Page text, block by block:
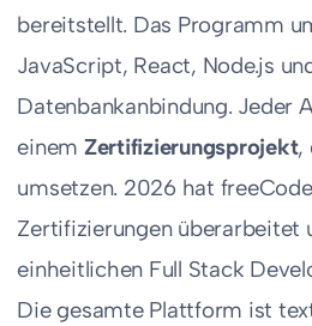
bereitstellt. Das Programm
JavaScript, React, Node.js
Datenbankanbindung. Jeder
einem Zertifizierungsprojekt,
umsetzen. 2026 hat
Zertifizierungen überarbeitet
einheitlichen Full Stack
Die gesamte Plattform ist